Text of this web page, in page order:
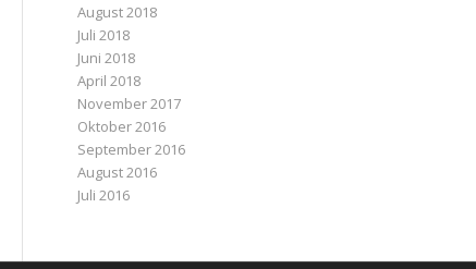
August 2018
Juli 2018
Juni 2018
April 2018
November 2017
Oktober 2016
September 2016
August 2016
Juli 2016